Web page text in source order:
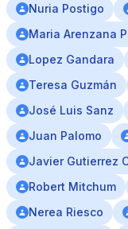
Nuria Postigo
Maria Arenzana
Lopez Gandara
Teresa Guzmán
José Luis Sanz
Juan Palomo
Javier Gutierrez
Robert Mitchum
Nerea Riesco